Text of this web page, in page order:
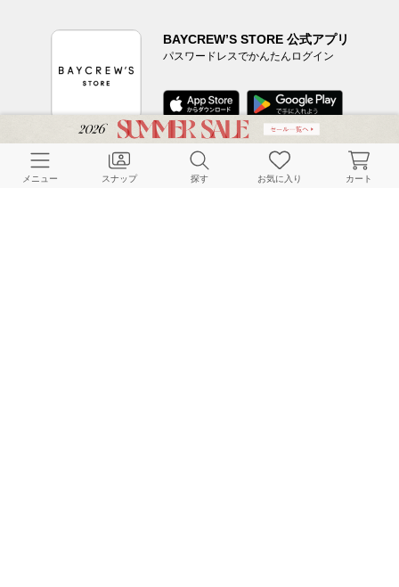
BAYCREW’S STORE 公式アプリ
パスワードレスでかんたんログイン
CUSTOMER SERVICE
メニュー スナップ 探す お気に入り カート